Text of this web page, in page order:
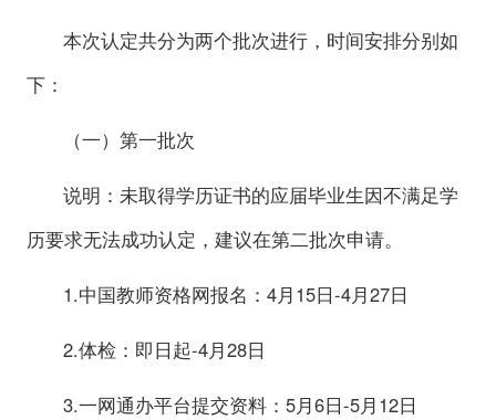
本次认定共分为两个批次进行，时间安排分别如
下：
（一）第一批次
说明：未取得学历证书的应届毕业生因不满足学
历要求无法成功认定，建议在第二批次申请。
1.中国教师资格网报名：4月15日-4月27日
2.体检：即日起-4月28日
3.一网通办平台提交资料：5月6日-5月12日